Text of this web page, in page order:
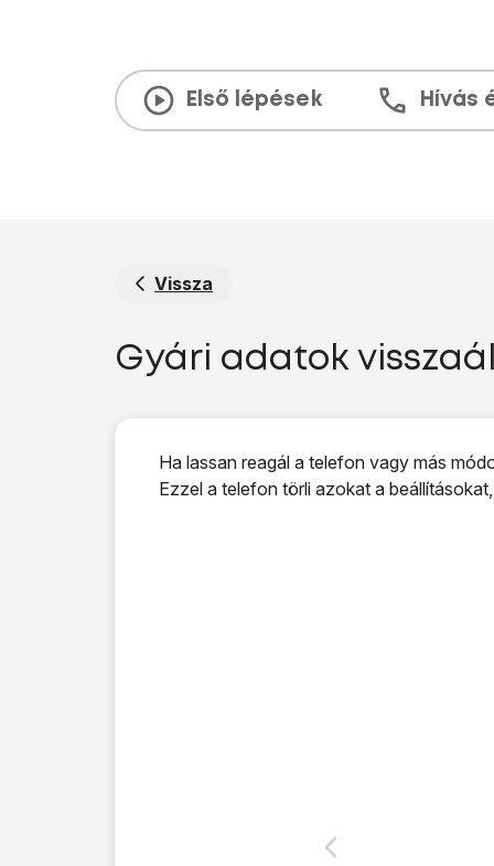
Első lépések Hívás
Vissza
Gyári adatok
Ha lassan reagál a telefon vagy más
Ezzel a telefon törli azokat a